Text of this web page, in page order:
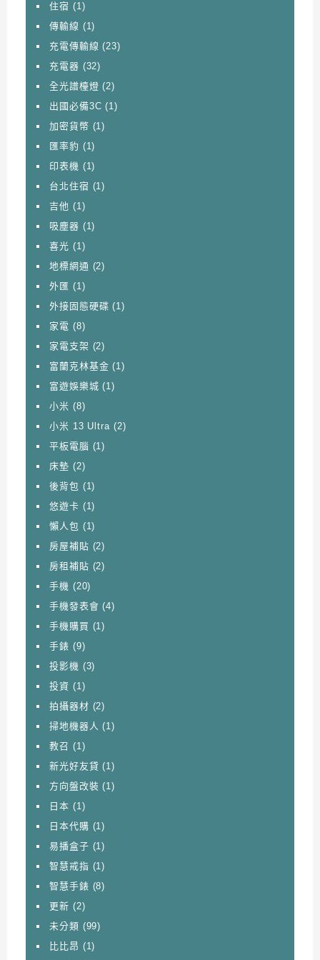
住宿 (1)
傳輸線 (1)
充電傳輸線 (23)
充電器 (32)
全光譜檯燈 (2)
出國必備3C (1)
加密貨幣 (1)
匯率豹 (1)
印表機 (1)
台北住宿 (1)
吉他 (1)
吸塵器 (1)
喜光 (1)
地標網通 (2)
外匯 (1)
外接固態硬碟 (1)
家電 (8)
家電支架 (2)
富蘭克林基金 (1)
富遊娛樂城 (1)
小米 (8)
小米 13 Ultra (2)
平板電腦 (1)
床墊 (2)
後背包 (1)
悠遊卡 (1)
懶人包 (1)
房屋補貼 (2)
房租補貼 (2)
手機 (20)
手機發表會 (4)
手機購買 (1)
手錶 (9)
投影機 (3)
投資 (1)
拍攝器材 (2)
掃地機器人 (1)
教召 (1)
新光好友貸 (1)
方向盤改裝 (1)
日本 (1)
日本代購 (1)
易播盒子 (1)
智慧戒指 (1)
智慧手錶 (8)
更新 (2)
未分類 (99)
比比昂 (1)